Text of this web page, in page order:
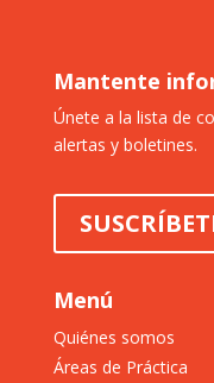
Mantente
Únete a la lista de
alertas y boletines.
Menú
Quiénes somos
Áreas de Práctica